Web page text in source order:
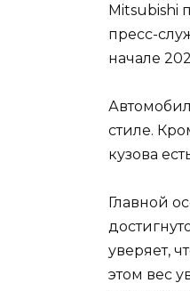
Mitsubishi
пресс-
начале
стиле.
кузова
Главной
уверяет,
этом вес